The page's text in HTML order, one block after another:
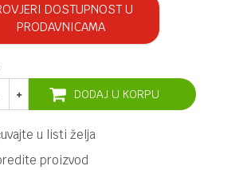
DOSTUPNOST U
PRODAVNICAMA
DODAJ U KORPU
u listi želja
proizvod